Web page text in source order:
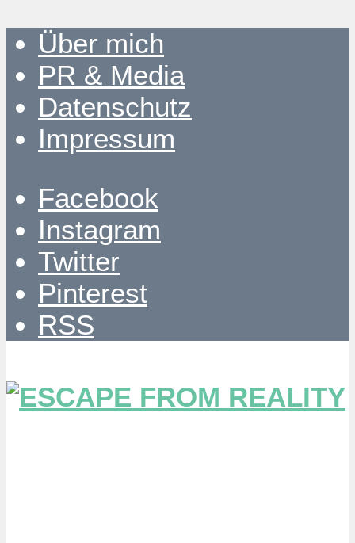
Über mich
PR & Media
Datenschutz
Impressum
Facebook
Instagram
Twitter
Pinterest
RSS